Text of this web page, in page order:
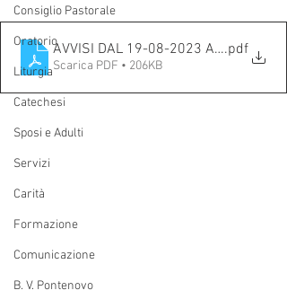
Consiglio Pastorale
Oratorio
Liturgia
Catechesi
Sposi e Adulti
Servizi
Carità
Formazione
Comunicazione
B. V. Pontenovo
AVVISI DAL 19-08-2023 AL 27-8-2023
.pdf
Scarica PDF • 206KB